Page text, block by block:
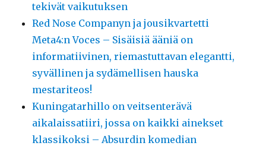
tekivät vaikutuksen
Red Nose Companyn ja jousikvartetti
Meta4:n Voces – Sisäisiä ääniä on
informatiivinen, riemastuttavan elegantti,
syvällinen ja sydämellisen hauska
mestariteos!
Kuningatarhillo on veitsenterävä
aikalaissatiiri, jossa on kaikki ainekset
klassikoksi – Absurdin komedian